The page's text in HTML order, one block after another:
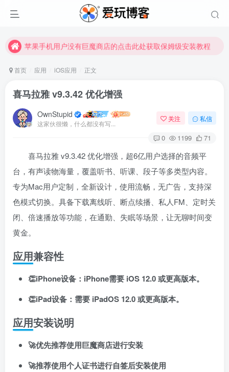
苹果手机用户没有巨魔商店的点击此处获取保姆级安装教程
苹果手机用户没有巨魔商店的点击此处获取保姆级安装教程
首页 应用 iOS应用 正文
喜马拉雅 v9.3.42 优化增强
OwnStupid
这家伙很懒，什么都没有写...
关注 私信
0 1199 71
喜马拉雅 v9.3.42 优化增强，超6亿用户选择的音频平
台，有声读物海量，覆盖听书、听课、段子等多类型内容。
专为Mac用户定制，全新设计，使用流畅，无广告，支持深
色模式切换。具备下载离线听、断点续播、私人FM、定时关
闭、倍速播放等功能，在通勤、失眠等场景，让无聊时间变
黄金。
应用兼容性
👏iPhone设备：iPhone需要 iOS 12.0 或更高版本。
👏iPad设备：需要 iPadOS 12.0 或更高版本。
应用安装说明
🚀优先推荐使用巨魔商店进行安装
🚀推荐使用个人证书进行自签后安装使用
扫码登录
使用其它方式登录或注册